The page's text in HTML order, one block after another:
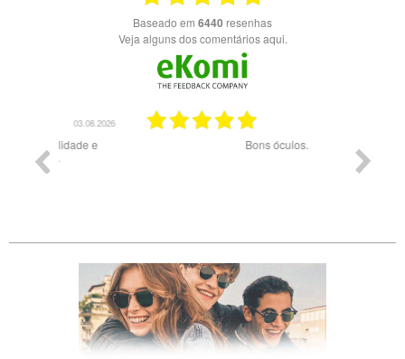
Baseado em 6440 resenhas
Veja alguns dos comentários aqui.